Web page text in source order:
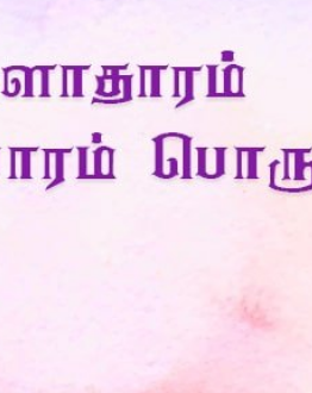
Is Prophet